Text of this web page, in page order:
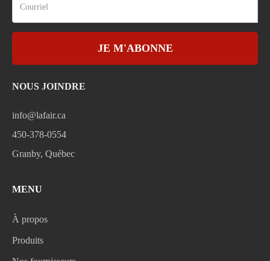
JE M'ABONNE
NOUS JOINDRE
info@lafair.ca
450-378-0554
Granby, Québec
MENU
À propos
Produits